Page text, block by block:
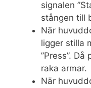
signalen
stången till
När
ligger stilla
”Press”.
raka armar.
När